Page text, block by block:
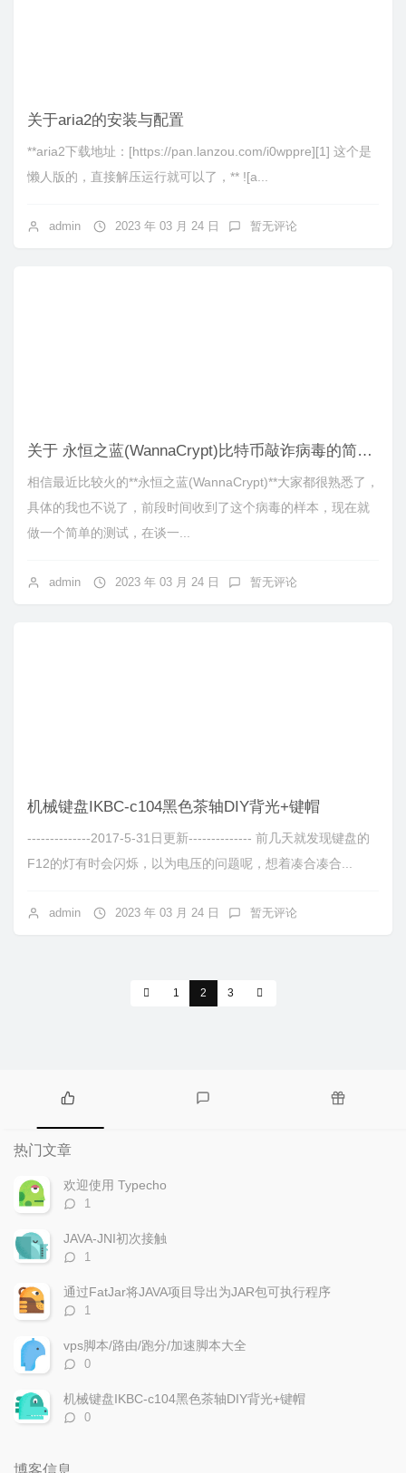
关于aria2的安装与配置
**aria2下载地址：[https://pan.lanzou.com/i0wppre][1] 这个是
懒人版的，直接解压运行就可以了，** ![a...
admin 2023 年 03 月 24 日 暂无评论
关于 永恒之蓝(WannaCrypt)比特币敲诈病毒的简单测试
相信最近比较火的**永恒之蓝(WannaCrypt)**大家都很熟悉了，
具体的我也不说了，前段时间收到了这个病毒的样本，现在就
做一个简单的测试，在谈一...
admin 2023 年 03 月 24 日 暂无评论
机械键盘IKBC-c104黑色茶轴DIY背光+键帽
--------------2017-5-31日更新-------------- 前几天就发现键盘的
F12的灯有时会闪烁，以为电压的问题呢，想着凑合凑合...
admin 2023 年 03 月 24 日 暂无评论
1 2 3
门
文
章
热门文章
欢迎使用 Typecho
评
数：
1
JAVA-JNI初次接触
评
数：
1
通过FatJar将JAVA项目导出为JAR包可执行程序
评
数：
1
vps脚本/路由/跑分/加速脚本大全
评
数：
0
机械键盘IKBC-c104黑色茶轴DIY背光+键帽
评
0
博客信息